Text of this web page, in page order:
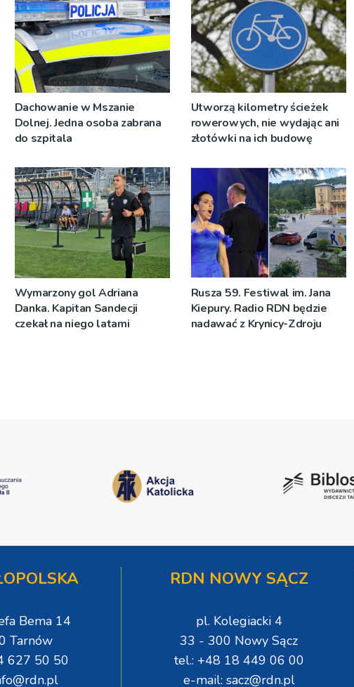
Dachowanie w Mszanie
Dolnej. Jedna osoba zabrana
do szpitala
Utworzą kilometry ścieżek
rowerowych, nie wydając ani
złotówki na ich budowę
Wymarzony gol Adriana
Danka. Kapitan Sandecji
czekał na niego latami
Rusza 59. Festiwal im. Jana
Kiepury. Radio RDN będzie
nadawać z Krynicy-Zdroju
Bema 14
Tarnów
627 50 50
RDN NOWY SĄCZ
pl. Kolegiacki 4
33 - 300 Nowy Sącz
tel.: +48 18 449 06 00
e-mail: sacz@rdn.pl